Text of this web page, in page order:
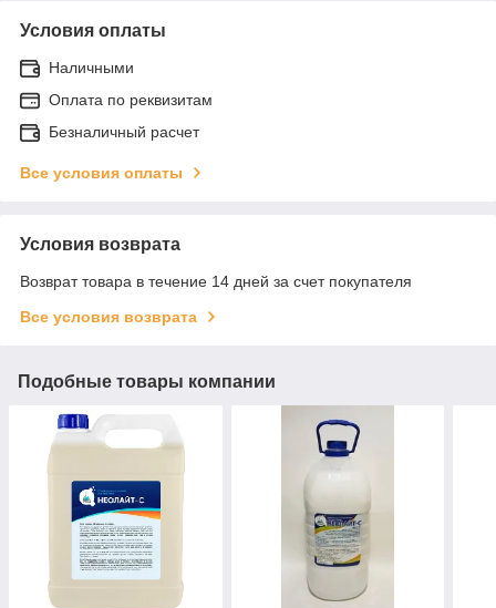
Условия оплаты
Наличными
Оплата по реквизитам
Безналичный расчет
Все условия оплаты
Условия возврата
Возврат товара в течение 14 дней за счет покупателя
Все условия возврата
Подобные товары компании